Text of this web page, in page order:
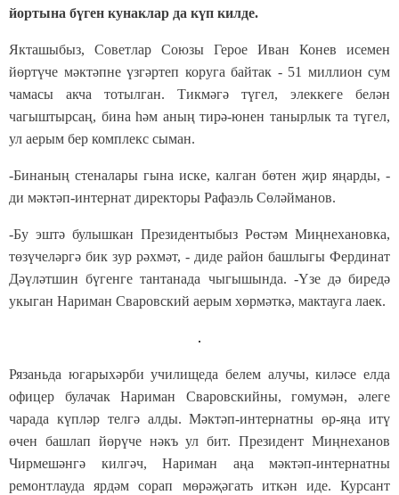
йортына бүген кунаклар да күп килде.
Якташыбыз, Советлар Союзы Герое Иван Конев исемен
йөртүче мәктәпне үзгәртеп коруга байтак - 51 миллион сум
чамасы акча тотылган. Тикмәгә түгел, элеккеге белән
чагыштырсаң, бина һәм аның тирә-юнен танырлык та түгел,
ул аерым бер комплекс сыман.
-Бинаның стеналары гына иске, калган бөтен җир яңарды, -
ди мәктәп-интернат директоры Рафаэль Сөләйманов.
-Бу эштә булышкан Президентыбыз Рөстәм Миңнехановка,
төзүчеләргә бик зур рәхмәт, - диде район башлыгы Фердинат
Дәүләтшин бүгенге тантанада чыгышында. -Үзе дә биредә
укыган Нариман Сваровский аерым хөрмәткә, мактауга лаек.
Рязаньда югарыхәрби училищеда белем алучы, киләсе елда
офицер булачак Нариман Сваровскийны, гомумән, әлеге
чарада күпләр телгә алды. Мәктәп-интернатны өр-яңа итү
өчен башлап йөрүче нәкъ ул бит. Президент Миңнеханов
Чирмешәнгә килгәч, Нариман аңа мәктәп-интернатны
ремонтлауда ярдәм сорап мөрәҗәгать иткән иде. Курсант